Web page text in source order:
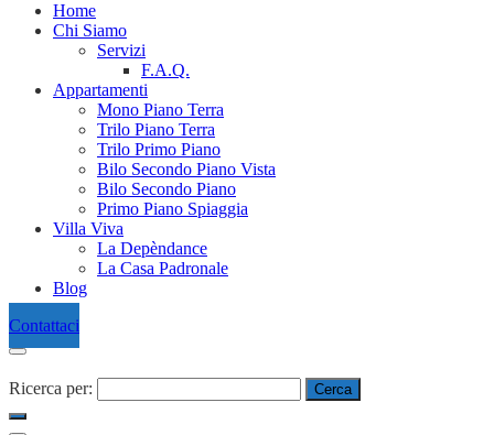
Home
Chi Siamo
Servizi
F.A.Q.
Appartamenti
Mono Piano Terra
Trilo Piano Terra
Trilo Primo Piano
Bilo Secondo Piano Vista
Bilo Secondo Piano
Primo Piano Spiaggia
Villa Viva
La Depèndance
La Casa Padronale
Blog
Contattaci
Ricerca per: